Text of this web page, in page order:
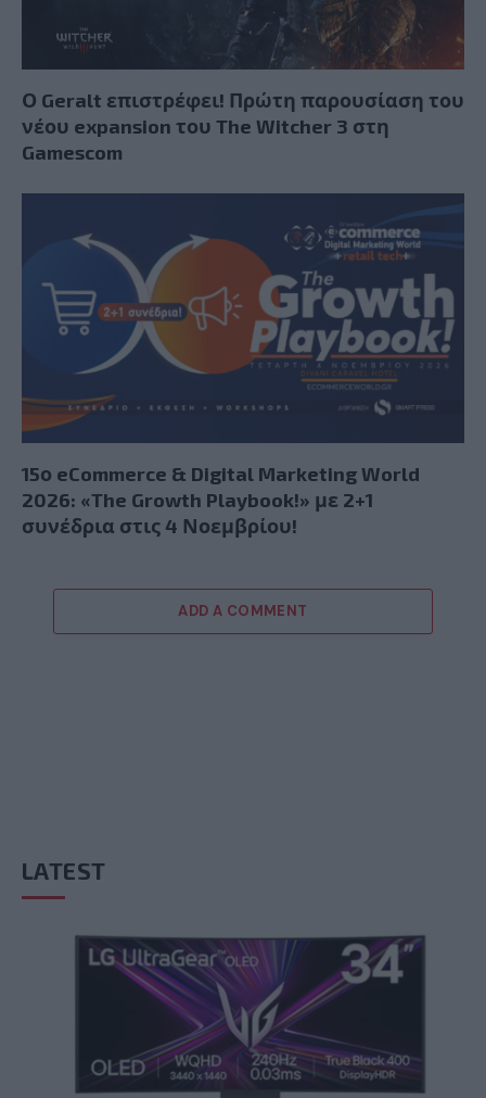
Ο Geralt επιστρέφει! Πρώτη παρουσίαση του
νέου expansion του The Witcher 3 στη
Gamescom
15ο eCommerce & Digital Marketing World
2026: «The Growth Playbook!» με 2+1
συνέδρια στις 4 Νοεμβρίου!
ADD A COMMENT
LATEST